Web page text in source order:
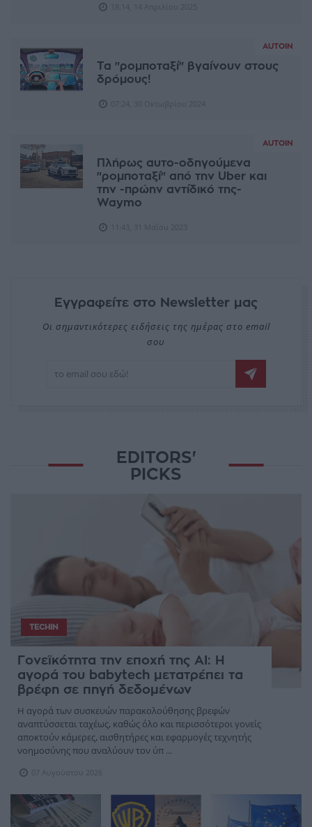
AUTOIN
Τα "ρομποταξί" βγαίνουν στους
δρόμους!
AUTOIN
Πλήρως αυτο-οδηγούμενα
"ρομποταξί" από την Uber και
την -πρώην αντίδικό της-
Waymo
Εγγραφείτε στο Newsletter μας
Οι σημαντικότερες ειδήσεις της ημέρας στο email
σου
EDITORS'
PICKS
TECHIN
Γονεϊκότητα την εποχή της AI: Η
αγορά του babytech μετατρέπει τα
βρέφη σε πηγή δεδομένων
Η αγορά των συσκευών παρακολούθησης βρεφών
αναπτύσσεται ταχέως, καθώς όλο και περισσότεροι γονείς
αποκτούν κάμερες, αισθητήρες και εφαρμογές τεχνητής
νοημοσύνης που αναλύουν τον ύπ ...
07 Αυγούστου 2026